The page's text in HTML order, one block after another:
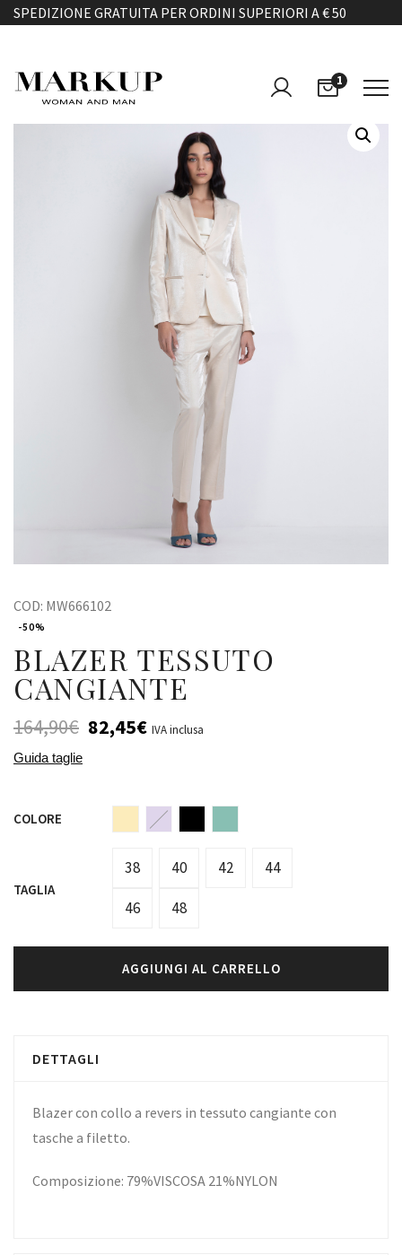
SPEDIZIONE GRATUITA PER ORDINI SUPERIORI A € 50
1
COD: MW666102
-50%
BLAZER TESSUTO
CANGIANTE
164,90€ 82,45€ IVA inclusa
Guida taglie
COLORE
TAGLIA
38 40 42 44
46 48
AGGIUNGI AL CARRELLO
DETTAGLI
Blazer con collo a revers in tessuto cangiante con
tasche a filetto.
Composizione: 79%VISCOSA 21%NYLON